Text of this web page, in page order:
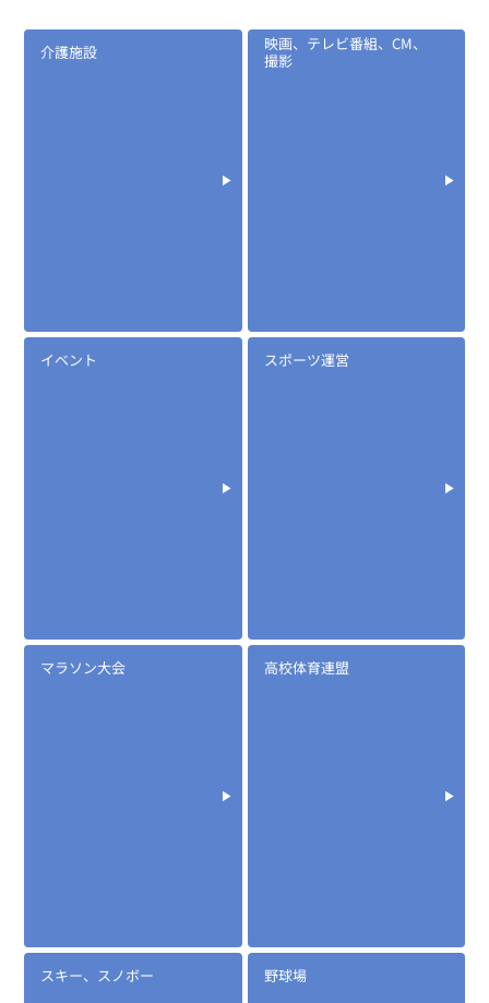
介護施設
映画、テレビ番組、CM、
撮影
イベント スポーツ運営
マラソン大会 高校体育連盟
スキー、スノボー 野球場